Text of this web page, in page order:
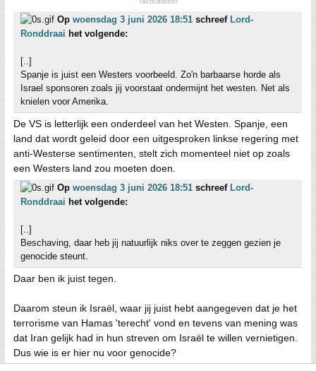
Op woensdag 3 juni 2026 18:51 schreef Lord-
Ronddraai het volgende:
[..]
Spanje is juist een Westers voorbeeld. Zo'n barbaarse horde als
Israel sponsoren zoals jij voorstaat ondermijnt het westen. Net als
knielen voor Amerika.
De VS is letterlijk een onderdeel van het Westen. Spanje, een
land dat wordt geleid door een uitgesproken linkse regering met
anti-Westerse sentimenten, stelt zich momenteel niet op zoals
een Westers land zou moeten doen.
Op woensdag 3 juni 2026 18:51 schreef Lord-
Ronddraai het volgende:
[..]
Beschaving, daar heb jij natuurlijk niks over te zeggen gezien je
genocide steunt.
Daar ben ik juist tegen.
Daarom steun ik Israël, waar jij juist hebt aangegeven dat je het
terrorisme van Hamas 'terecht' vond en tevens van mening was
dat Iran gelijk had in hun streven om Israël te willen vernietigen.
Dus wie is er hier nu voor genocide?